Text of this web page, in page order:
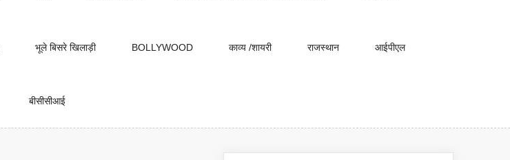
भूले बिसरे खिलाड़ी BOLLYWOOD काव्य /शायरी राजस्थान आईपीएल
बीसीसीआई